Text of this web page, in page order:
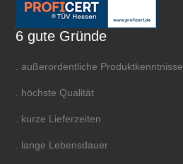
6 gute Gründe
. außerordentliche Produktkenntnisse
. höchste Qualität
. kurze Lieferzeiten
. lange Lebensdauer